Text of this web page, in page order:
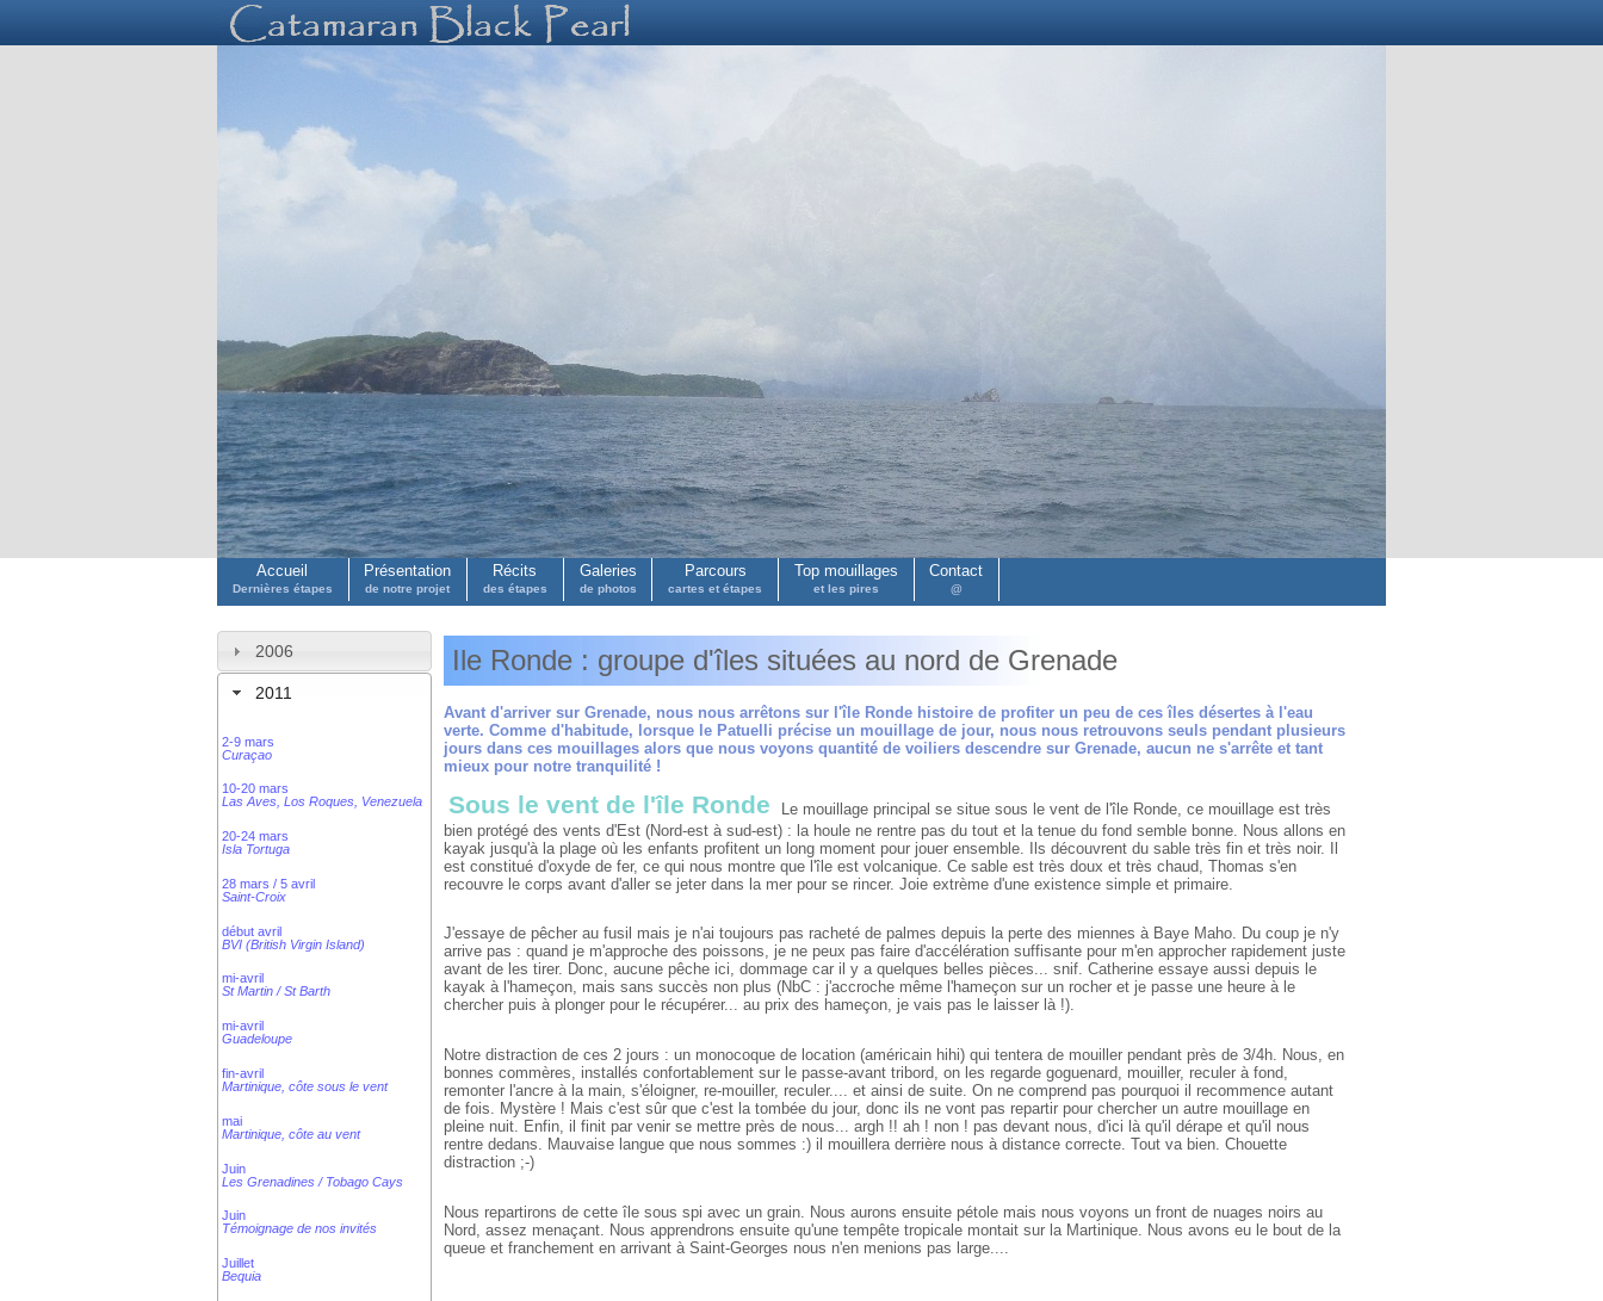
Accueil
Dernières étapes
Présentation
de notre projet
Récits
des étapes
Galeries
de photos
Parcours
cartes et étapes
Top mouillages
et les pires
Contact
@
2006
2011
2-9 mars
Curaçao
10-20 mars
Las Aves, Los Roques, Venezuela
20-24 mars
Isla Tortuga
28 mars / 5 avril
Saint-Croix
début avril
BVI (British Virgin Island)
mi-avril
St Martin / St Barth
mi-avril
Guadeloupe
fin-avril
Martinique, côte sous le vent
mai
Martinique, côte au vent
Juin
Les Grenadines / Tobago Cays
Juin
Témoignage de nos invités
Juillet
Bequia
Ile Ronde : groupe d'îles situées au nord de Grenade
Avant d'arriver sur Grenade, nous nous arrêtons sur l'île Ronde histoire de profiter un peu de ces îles désertes à l'eau
verte. Comme d'habitude, lorsque le Patuelli précise un mouillage de jour, nous nous retrouvons seuls pendant plusieurs
jours dans ces mouillages alors que nous voyons quantité de voiliers descendre sur Grenade, aucun ne s'arrête et tant
mieux pour notre tranquilité !
Sous le vent de l'île Ronde
Le mouillage principal se situe sous le vent de l'île Ronde, ce mouillage est très
bien protégé des vents d'Est (Nord-est à sud-est) : la houle ne rentre pas du tout et la tenue du fond semble bonne. Nous allons en
kayak jusqu'à la plage où les enfants profitent un long moment pour jouer ensemble. Ils découvrent du sable très fin et très noir. Il
est constitué d'oxyde de fer, ce qui nous montre que l'île est volcanique. Ce sable est très doux et très chaud, Thomas s'en
recouvre le corps avant d'aller se jeter dans la mer pour se rincer. Joie extrème d'une existence simple et primaire.
J'essaye de pêcher au fusil mais je n'ai toujours pas racheté de palmes depuis la perte des miennes à Baye Maho. Du coup je n'y
arrive pas : quand je m'approche des poissons, je ne peux pas faire d'accélération suffisante pour m'en approcher rapidement juste
avant de les tirer. Donc, aucune pêche ici, dommage car il y a quelques belles pièces... snif. Catherine essaye aussi depuis le
kayak à l'hameçon, mais sans succès non plus (NbC : j'accroche même l'hameçon sur un rocher et je passe une heure à le
chercher puis à plonger pour le récupérer... au prix des hameçon, je vais pas le laisser là !).
Notre distraction de ces 2 jours : un monocoque de location (américain hihi) qui tentera de mouiller pendant près de 3/4h. Nous, en
bonnes commères, installés confortablement sur le passe-avant tribord, on les regarde goguenard, mouiller, reculer à fond,
remonter l'ancre à la main, s'éloigner, re-mouiller, reculer.... et ainsi de suite. On ne comprend pas pourquoi il recommence autant
de fois. Mystère ! Mais c'est sûr que c'est la tombée du jour, donc ils ne vont pas repartir pour chercher un autre mouillage en
pleine nuit. Enfin, il finit par venir se mettre près de nous... argh !! ah ! non ! pas devant nous, d'ici là qu'il dérape et qu'il nous
rentre dedans. Mauvaise langue que nous sommes :) il mouillera derrière nous à distance correcte. Tout va bien. Chouette
distraction ;-)
Nous repartirons de cette île sous spi avec un grain. Nous aurons ensuite pétole mais nous voyons un front de nuages noirs au
Nord, assez menaçant. Nous apprendrons ensuite qu'une tempête tropicale montait sur la Martinique. Nous avons eu le bout de la
queue et franchement en arrivant à Saint-Georges nous n'en menions pas large....